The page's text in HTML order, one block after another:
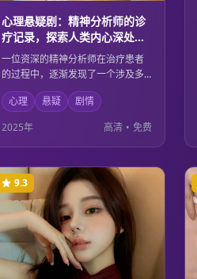
心理悬疑剧：精神分析师的诊
疗记录，探索人类内心深处的
黑暗秘密
一位资深的精神分析师在治疗患者
的过程中，逐渐发现了一个涉及多
人的心理阴谋。每个患者的症状背
后都隐藏着不为人知的秘密，而这
些秘密最终指向了一个令人震惊的
真相。人性的复杂和内心的黑暗在
这里得到了深刻的探讨。
心理 悬疑
剧情
2025年
高清 • 免费
9.3